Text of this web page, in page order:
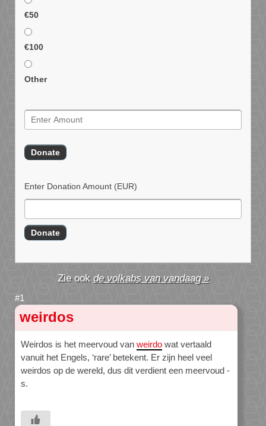
€50
€100
Other
Enter Donation Amount (EUR)
de volkabs van vandaag »
weirdos
Weirdos is het meervoud van weirdo wat vertaald
vanuit het Engels, ‘rare’ betekent. Er zijn heel veel
weirdos op de wereld, dus dit verdient een meervoud -
s.